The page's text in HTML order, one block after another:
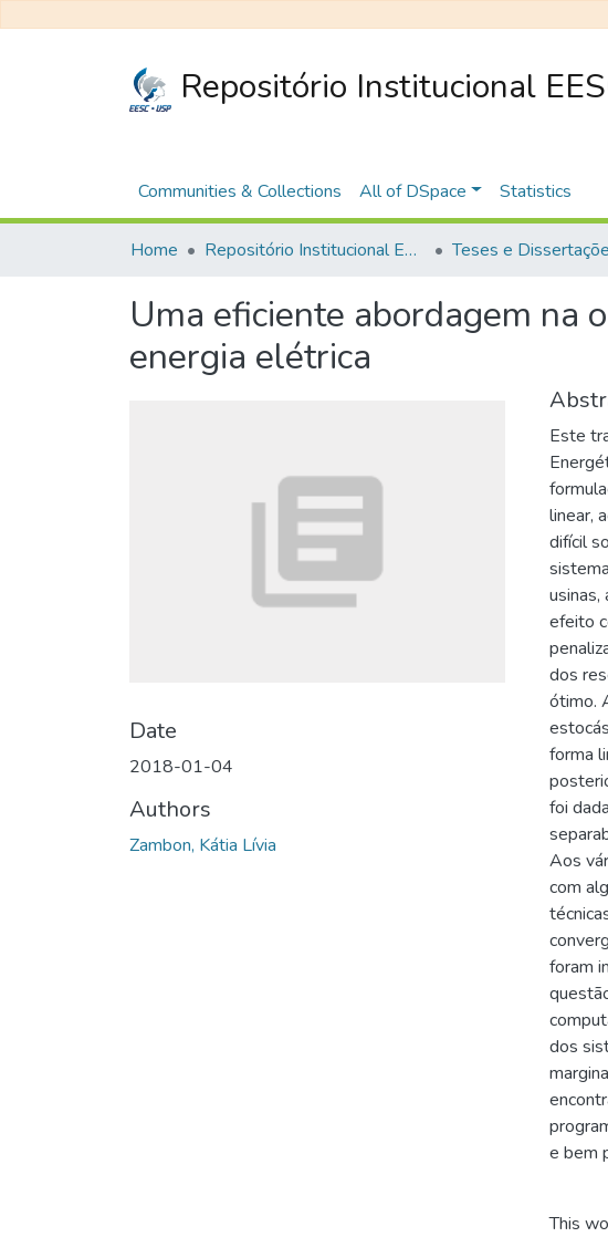
Repositório Institucional
Communities & Collections All of DSpace Statistics
Home Repositório Institucional EESC
Uma eficiente abordagem na
energia elétrica
Date
2018-01-04
Authors
Zambon, Kátia Lívia
Este
linear,
difícil
usinas,
efeito
dos
ótimo.
forma
foi
Aos
com
foram
dos
e bem
This